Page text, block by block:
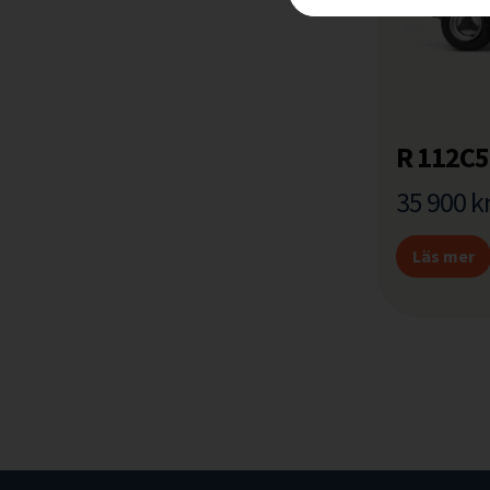
R 112C5
35 900
Läs mer